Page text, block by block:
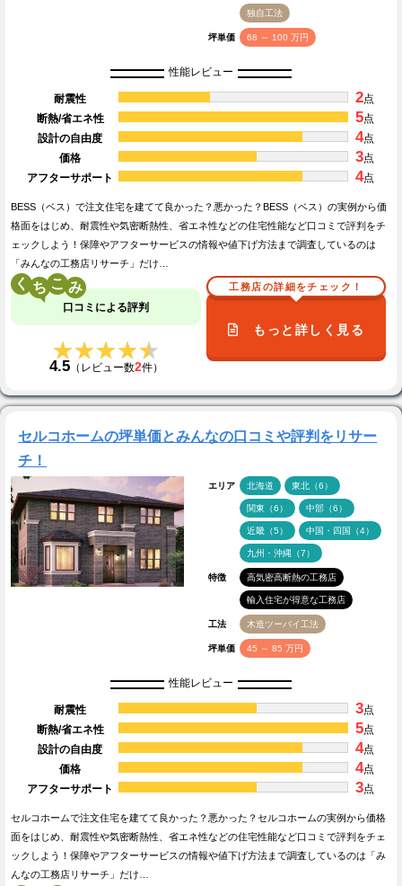
独自工法
坪単価 68 ～ 100 万円
性能レビュー
耐震性 2点
断熱/省エネ性
5点
設計の自由度
4点
価格
3点
アフターサポート
4点
BESS（ベス）で注文住宅を建てて良かった？悪かった？BESS（ベス）の実例から価
格面をはじめ、耐震性や気密断熱性、省エネ性などの住宅性能など口コミで評判をチ
ェックしよう！保障やアフターサービスの情報や値下げ方法まで調査しているのは
「みんなの工務店リサーチ」だけ…
く こ
口コミによる評判
★★★★★
★★★★★
4.5（レビュー数2件）
工務店の詳細をチェック！
もっと詳しく見る
セルコホームの坪単価とみんなの口コミや評判をリサー
チ！
エリア 北海道 東北（6）
関東（6） 中部（6）
近畿（5） 中国・四国（4）
九州・沖縄（7）
特徴 高気密高断熱の工務店
輸入住宅が得意な工務店
工法 木造ツーバイ工法
坪単価 45 ～ 85 万円
性能レビュー
耐震性 3点
断熱/省エネ性
5点
設計の自由度
4点
価格
4点
アフターサポート
3点
セルコホームで注文住宅を建てて良かった？悪かった？セルコホームの実例から価格
面をはじめ、耐震性や気密断熱性、省エネ性などの住宅性能など口コミで評判をチェ
ックしよう！保障やアフターサービスの情報や値下げ方法まで調査しているのは「み
んなの工務店リサーチ」だけ…